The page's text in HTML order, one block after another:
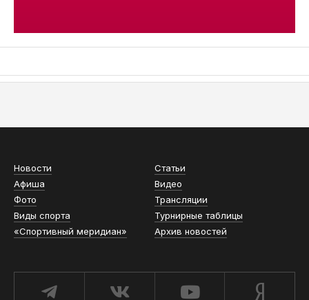
Новости
Статьи
Афиша
Видео
Фото
Трансляции
Виды спорта
Турнирные таблицы
«Спортивный меридиан»
Архив новостей